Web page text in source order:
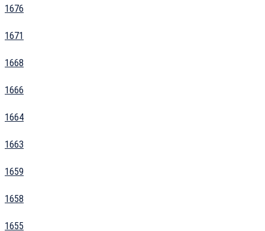
1676
1671
1668
1666
1664
1663
1659
1658
1655